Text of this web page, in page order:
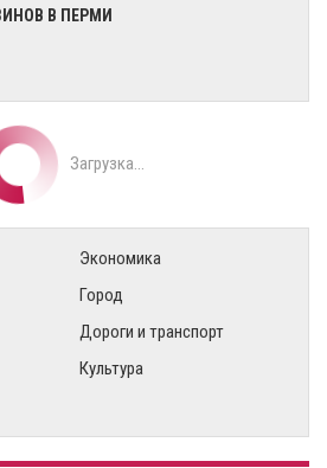
В ПЕРМИ
Загрузка...
Экономика
Город
Дороги и транспорт
Культура